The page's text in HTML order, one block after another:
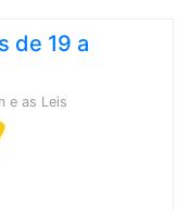
de 19 a
e as Leis